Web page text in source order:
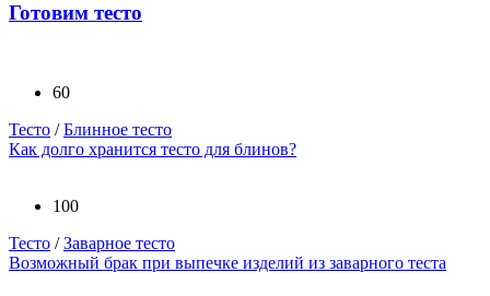
Готовим тесто
60
Тесто /Блинное тесто
Как долго хранится тесто для блинов?
100
Тесто /Заварное тесто
Возможный брак при выпечке изделий из заварного теста